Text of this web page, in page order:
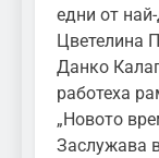
едни от
Цветелина
Данко
работеха
„Новото
Заслужава